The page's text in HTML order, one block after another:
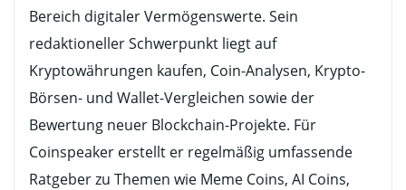
Bereich digitaler Vermögenswerte. Sein
redaktioneller Schwerpunkt liegt auf
Kryptowährungen kaufen, Coin-Analysen, Krypto-
Börsen- und Wallet-Vergleichen sowie der
Bewertung neuer Blockchain-Projekte. Für
Coinspeaker erstellt er regelmäßig umfassende
Ratgeber zu Themen wie Meme Coins, AI Coins,